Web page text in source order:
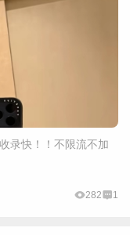
录快！！不限流不加
282 1